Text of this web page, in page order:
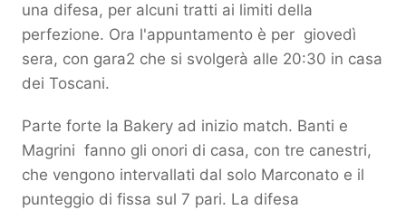
una difesa, per alcuni tratti ai limiti della
perfezione. Ora l'appuntamento è per giovedì
sera, con gara2 che si svolgerà alle 20:30 in casa
dei Toscani.
Parte forte la Bakery ad inizio match. Banti e
Magrini fanno gli onori di casa, con tre canestri,
che vengono intervallati dal solo Marconato e il
punteggio di fissa sul 7 pari. La difesa